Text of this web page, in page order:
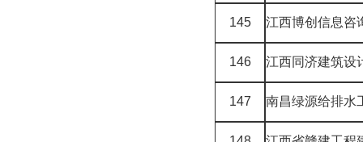
145 江西博创信息咨
146 江西同济建筑设
147 南昌绿源给排水